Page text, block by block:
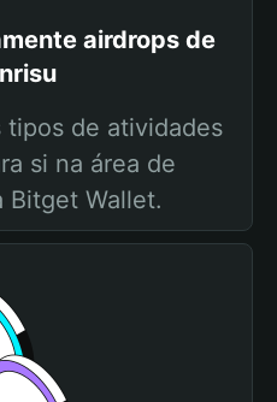
airdrops de
tipos de atividades
si na área de
Bitget Wallet.